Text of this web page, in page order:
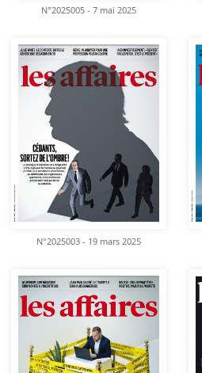
N°2025005 - 7 mai 2025
N°2025003 - 19 mars 2025